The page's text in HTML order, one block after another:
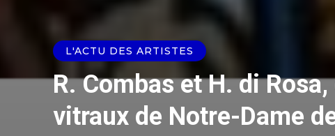
L'ACTU DES ARTISTES
R. Combas et H. di
vitraux de Notre-Dame